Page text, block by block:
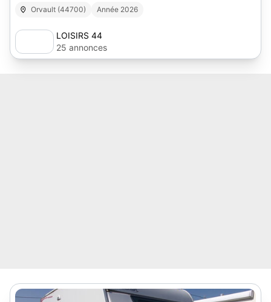
Orvault (44700) Année 2026
LOISIRS 44
25 annonces